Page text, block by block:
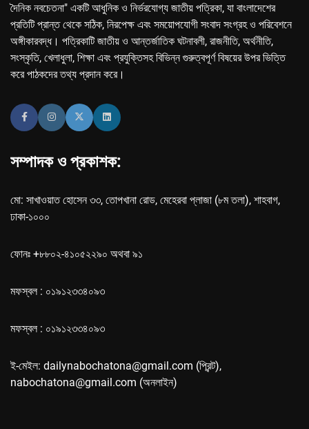
দৈনিক নবচেতনা" একটি আধুনিক ও নির্ভরযোগ্য জাতীয় পত্রিকা, যা বাংলাদেশের
প্রতিটি প্রান্ত থেকে সঠিক, নিরপেক্ষ এবং সময়োপযোগী সংবাদ সংগ্রহ ও পরিবেশনে
অঙ্গীকারবদ্ধ। পত্রিকাটি জাতীয় ও আন্তর্জাতিক ঘটনাবলী, রাজনীতি, অর্থনীতি,
সংস্কৃতি, খেলাধুলা, শিক্ষা এবং প্রযুক্তিসহ বিভিন্ন গুরুত্বপূর্ণ বিষয়ের উপর ভিত্তি
করে পাঠকদের তথ্য প্রদান করে।
সম্পাদক ও প্রকাশক:
মো: সাখাওয়াত হোসেন ৩৩, তোপখানা রোড, মেহেরবা প্লাজা (৮ম তলা), শাহবাগ,
ঢাকা-১০০০
ফোনঃ +৮৮০২-৪১০৫২২৯০ অথবা ৯১
মফস্বল : ০১৯১২৩৩৪০৯৩
মফস্বল : ০১৯১২৩৩৪০৯৩
ই-মেইল: dailynabochatona@gmail.com (প্রিন্ট),
nabochatona@gmail.com (অনলাইন)